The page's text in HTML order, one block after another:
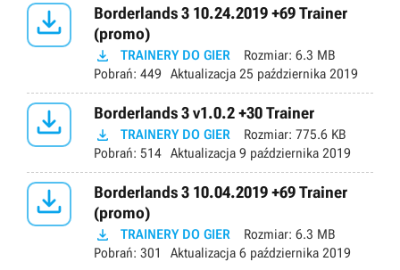

Borderlands 3 10.24.2019 +69 Trainer
(promo)
 TRAINERY DO GIER Rozmiar: 6.3 MB
Pobrań: 449 Aktualizacja 25 października 2019
 Borderlands 3 v1.0.2 +30 Trainer
 TRAINERY DO GIER Rozmiar: 775.6 KB
Pobrań: 514 Aktualizacja 9 października 2019

Borderlands 3 10.04.2019 +69 Trainer
(promo)
 TRAINERY DO GIER Rozmiar: 6.3 MB
Pobrań: 301 Aktualizacja 6 października 2019